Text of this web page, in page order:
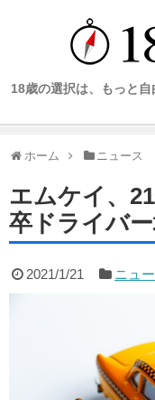
18歳の選択は、もっと
ホーム ニュース
エムケイ、
卒ドライバ
2021/1/21 ニュ